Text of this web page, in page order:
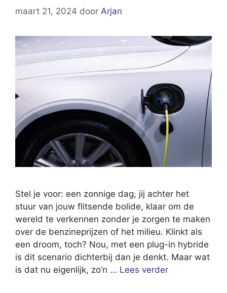
maart 21, 2024 door Arjan
Stel je voor: een zonnige dag, jij achter het
stuur van jouw flitsende bolide, klaar om de
wereld te verkennen zonder je zorgen te maken
over de benzineprijzen of het milieu. Klinkt als
een droom, toch? Nou, met een plug-in hybride
is dit scenario dichterbij dan je denkt. Maar wat
is dat nu eigenlijk, zo’n … Lees verder